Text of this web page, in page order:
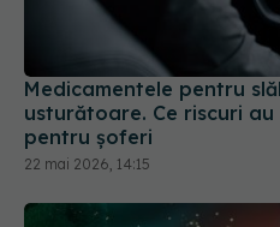
Medicamentele pentru
usturătoare. Ce riscuri au
pentru șoferi
22 mai 2026, 14:15